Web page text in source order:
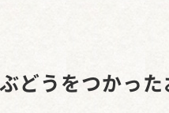
どうをつかった